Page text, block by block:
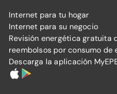
Internet para tu hogar
Internet para su negocio
Revisión energética gratuita
reembolsos por consumo de
Descarga la aplicación